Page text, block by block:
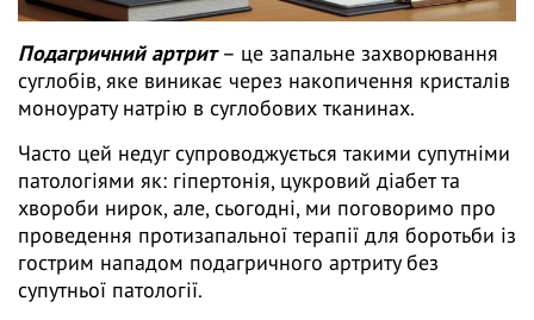
Подагричний артрит– це запальне захворювання
суглобів, яке виникає через накопичення кристалів
моноурату натрію в суглобових тканинах.
Часто цей недуг супроводжується такими супутніми
патологіями як: гіпертонія, цукровий діабет та
хвороби нирок, але, сьогодні, ми поговоримо про
проведення протизапальної терапії для боротьби із
гострим нападом подагричного артриту без
супутньої патології.